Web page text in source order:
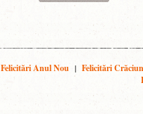
Felicitări Anul Nou | Felicitări